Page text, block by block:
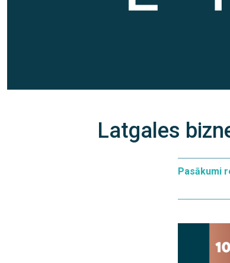
Latgales
Pasākumi